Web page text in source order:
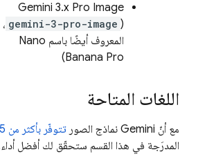
Gemini 3.x Pro Image
(
gemini-3-pro-image ،
المعروف أيضًا باسم Nano
Banana Pro)
اللغات المتاحة
مع أنّ Gemini نماذج الصور تتوفّر بأكثر من 35 لغة
المدرَجة في هذا القسم ستحقّق لك أفضل